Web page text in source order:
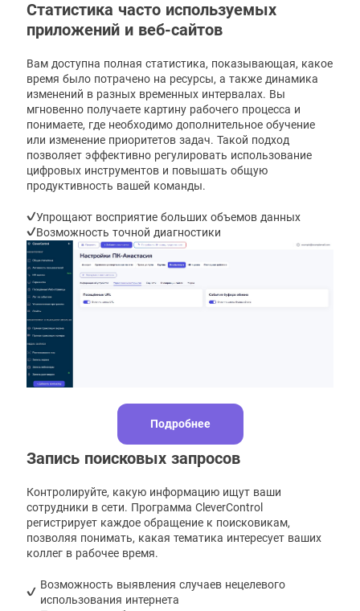
Статистика часто используемых
приложений и веб-сайтов
Вам доступна полная статистика, показывающая, какое
время было потрачено на ресурсы, а также динамика
изменений в разных временных интервалах. Вы
мгновенно получаете картину рабочего процесса и
понимаете, где необходимо дополнительное обучение
или изменение приоритетов задач. Такой подход
позволяет эффективно регулировать использование
цифровых инструментов и повышать общую
продуктивность вашей команды.
Упрощают восприятие больших объемов данных
Возможность точной диагностики
Подробнее
Запись поисковых запросов
Контролируйте, какую информацию ищут ваши
сотрудники в сети. Программа CleverControl
регистрирует каждое обращение к поисковикам,
позволяя понимать, какая тематика интересует ваших
коллег в рабочее время.
Возможность выявления случаев нецелевого
использования интернета